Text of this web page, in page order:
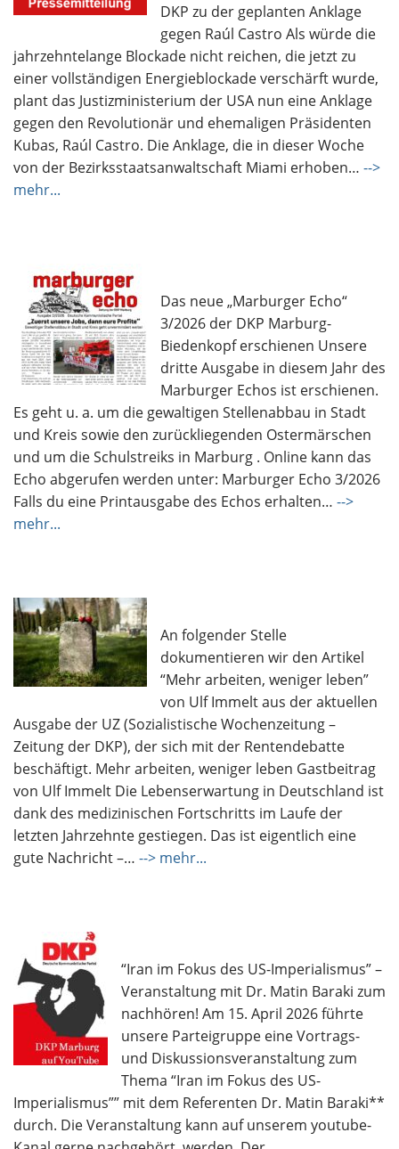
DKP zu der geplanten Anklage
gegen Raúl Castro Als würde die
jahrzehntelange Blockade nicht reichen, die jetzt zu
einer vollständigen Energieblockade verschärft wurde,
plant das Justizministerium der USA nun eine Anklage
gegen den Revolutionär und ehemaligen Präsidenten
Kubas, Raúl Castro. Die Anklage, die in dieser Woche
von der Bezirksstaatsanwaltschaft Miami erhoben… -->
mehr...
Das neue „Marburger Echo“
3/2026 der DKP Marburg-
Biedenkopf erschienen Unsere
dritte Ausgabe in diesem Jahr des
Marburger Echos ist erschienen.
Es geht u. a. um die gewaltigen Stellenabbau in Stadt
und Kreis sowie den zurückliegenden Ostermärschen
und um die Schulstreiks in Marburg . Online kann das
Echo abgerufen werden unter: Marburger Echo 3/2026
Falls du eine Printausgabe des Echos erhalten… -->
mehr...
An folgender Stelle
dokumentieren wir den Artikel
“Mehr arbeiten, weniger leben”
von Ulf Immelt aus der aktuellen
Ausgabe der UZ (Sozialistische Wochenzeitung –
Zeitung der DKP), der sich mit der Rentendebatte
beschäftigt. Mehr arbeiten, weniger leben Gastbeitrag
von Ulf Immelt Die Lebenserwartung in Deutschland ist
dank des medizinischen Fortschritts im Laufe der
letzten Jahrzehnte gestiegen. Das ist eigentlich eine
gute Nachricht –… --> mehr...
“Iran im Fokus des US-Imperialismus” –
Veranstaltung mit Dr. Matin Baraki zum
nachhören! Am 15. April 2026 führte
unsere Parteigruppe eine Vortrags-
und Diskussionsveranstaltung zum
Thema “Iran im Fokus des US-
Imperialismus”” mit dem Referenten Dr. Matin Baraki**
durch. Die Veranstaltung kann auf unserem youtube-